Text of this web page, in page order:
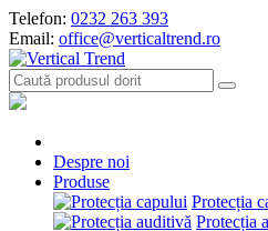
Telefon: 0232 263 393
Email: office@verticaltrend.ro
Despre noi
Produse
Protecția
Protecția